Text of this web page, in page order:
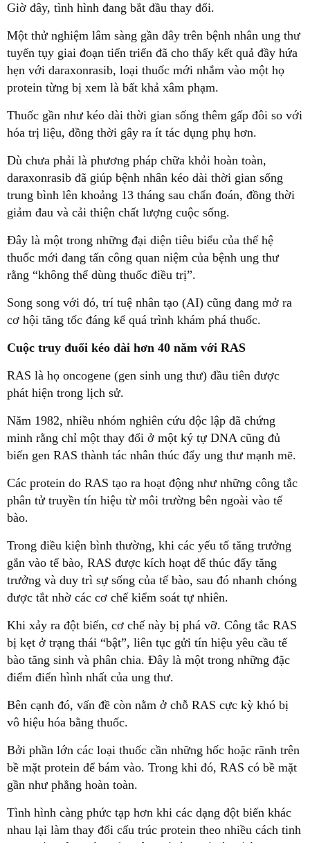
Giờ đây, tình hình đang bắt đầu thay đổi.
Một thử nghiệm lâm sàng gần đây trên bệnh nhân ung thư
tuyến tụy giai đoạn tiến triển đã cho thấy kết quả đầy hứa
hẹn với daraxonrasib, loại thuốc mới nhắm vào một họ
protein từng bị xem là bất khả xâm phạm.
Thuốc gần như kéo dài thời gian sống thêm gấp đôi so với
hóa trị liệu, đồng thời gây ra ít tác dụng phụ hơn.
Dù chưa phải là phương pháp chữa khỏi hoàn toàn,
daraxonrasib đã giúp bệnh nhân kéo dài thời gian sống
trung bình lên khoảng 13 tháng sau chẩn đoán, đồng thời
giảm đau và cải thiện chất lượng cuộc sống.
Đây là một trong những đại diện tiêu biểu của thế hệ
thuốc mới đang tấn công quan niệm của bệnh ung thư
rằng “không thể dùng thuốc điều trị”.
Song song với đó, trí tuệ nhân tạo (AI) cũng đang mở ra
cơ hội tăng tốc đáng kể quá trình khám phá thuốc.
Cuộc truy đuổi kéo dài hơn 40 năm với RAS
RAS là họ oncogene (gen sinh ung thư) đầu tiên được
phát hiện trong lịch sử.
Năm 1982, nhiều nhóm nghiên cứu độc lập đã chứng
minh rằng chỉ một thay đổi ở một ký tự DNA cũng đủ
biến gen RAS thành tác nhân thúc đẩy ung thư mạnh mẽ.
Các protein do RAS tạo ra hoạt động như những công tắc
phân tử truyền tín hiệu từ môi trường bên ngoài vào tế
bào.
Trong điều kiện bình thường, khi các yếu tố tăng trưởng
gắn vào tế bào, RAS được kích hoạt để thúc đẩy tăng
trưởng và duy trì sự sống của tế bào, sau đó nhanh chóng
được tắt nhờ các cơ chế kiểm soát tự nhiên.
Khi xảy ra đột biến, cơ chế này bị phá vỡ. Công tắc RAS
bị kẹt ở trạng thái “bật”, liên tục gửi tín hiệu yêu cầu tế
bào tăng sinh và phân chia. Đây là một trong những đặc
điểm điển hình nhất của ung thư.
Bên cạnh đó, vấn đề còn nằm ở chỗ RAS cực kỳ khó bị
vô hiệu hóa bằng thuốc.
Bởi phần lớn các loại thuốc cần những hốc hoặc rãnh trên
bề mặt protein để bám vào. Trong khi đó, RAS có bề mặt
gần như phẳng hoàn toàn.
Tình hình càng phức tạp hơn khi các dạng đột biến khác
nhau lại làm thay đổi cấu trúc protein theo nhiều cách tinh